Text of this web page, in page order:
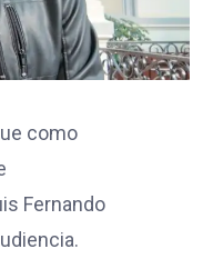
como
Fernando